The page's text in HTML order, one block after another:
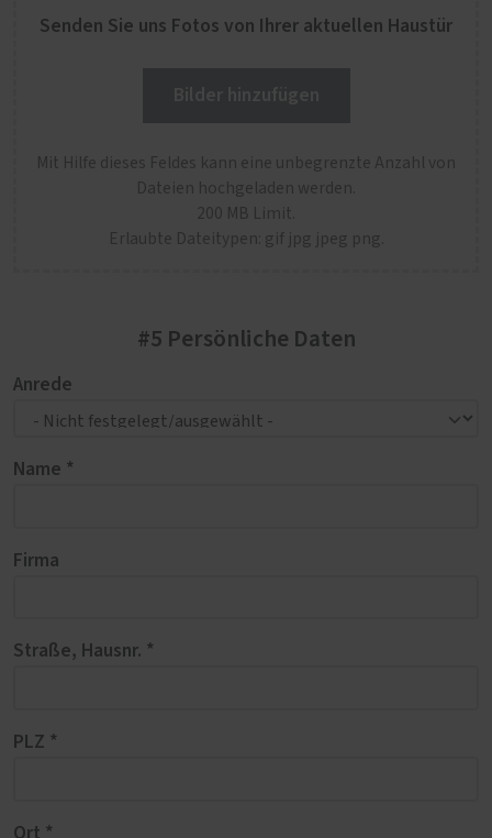
Senden Sie uns Fotos von Ihrer aktuellen Haustür
Mit Hilfe dieses Feldes kann eine unbegrenzte Anzahl von
Dateien hochgeladen werden.
200 MB Limit.
Erlaubte Dateitypen: gif jpg jpeg png.
#5 Persönliche Daten
Anrede
Name *
Firma
Straße, Hausnr. *
PLZ *